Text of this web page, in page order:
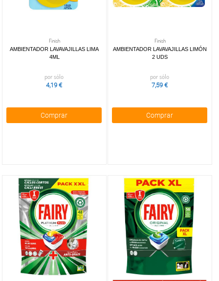
Finish
AMBIENTADOR LAVAVAJILLAS LIMA
4ML
por sólo
4,19 €
Comprar
Finish
AMBIENTADOR LAVAVAJILLAS LIMÓN
2 UDS
por sólo
7,59 €
Comprar